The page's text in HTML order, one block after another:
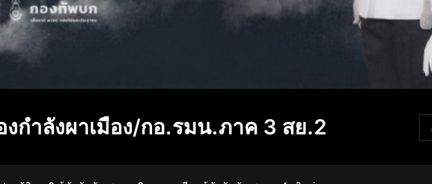
งกำลังผาเมือง/กอ.รมน.ภาค 3 สย.2